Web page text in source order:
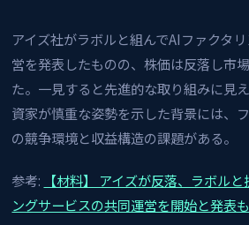
アイズ社がラボルと組んでAIファクタ
営を発表したものの、株価は反落し市
た。一見すると先進的な取り組みに見
資家が慎重な姿勢を示した背景には、
の競争環境と収益構造の課題がある。
参考:
【材料】 アイズが反落、ラボル
ングサービスの共同運営を開始と発表